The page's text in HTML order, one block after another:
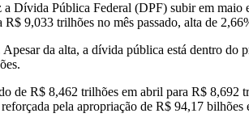
Dívida Pública Federal (DPF) subir em
9,033 trilhões no mês passado, alta de
da alta, a dívida pública está dentro
R$ 8,462 trilhões em abril para R$ 8,692
pela apropriação de R$ 94,17 bilhões